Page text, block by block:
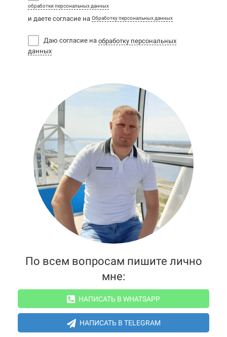
обработки персональных данных
и даете согласие на Обработку персональных данных
Даю согласие на обработку персональных
данных
По всем вопросам пишите лично
мне:
НАПИСАТЬ В WHATSAPP
НАПИСАТЬ В TELEGRAM